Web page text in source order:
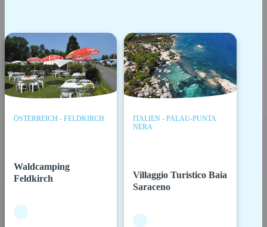
ÖSTERREICH - FELDKIRCH
Waldcamping
Feldkirch
ITALIEN - PALAU-PUNTA
NERA
Villaggio Turistico Baia
Saraceno